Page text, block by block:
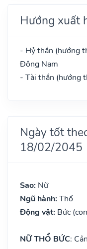
Hướng xuất
- Hỷ thần (hướng
Đông Nam
- Tài thần (hướng
Ngày tốt
18/02/2045
Sao: Nữ
Ngũ hành: Thổ
Động vật: Bức
NỮ THỔ BỨC: